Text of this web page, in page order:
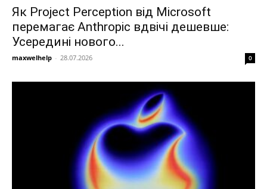
Як Project Perception від Microsoft
перемагає Anthropic вдвічі дешевше:
Усередині нового...
maxwelhelp - 28.07.2026 0